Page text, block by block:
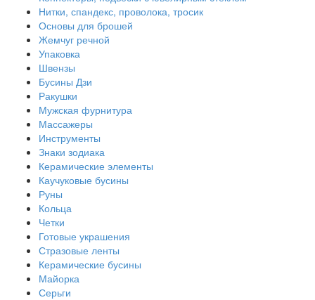
Нитки, спандекс, проволока, тросик
Основы для брошей
Жемчуг речной
Упаковка
Швензы
Бусины Дзи
Ракушки
Мужская фурнитура
Массажеры
Инструменты
Знаки зодиака
Керамические элементы
Каучуковые бусины
Руны
Кольца
Четки
Готовые украшения
Стразовые ленты
Керамические бусины
Майорка
Серьги